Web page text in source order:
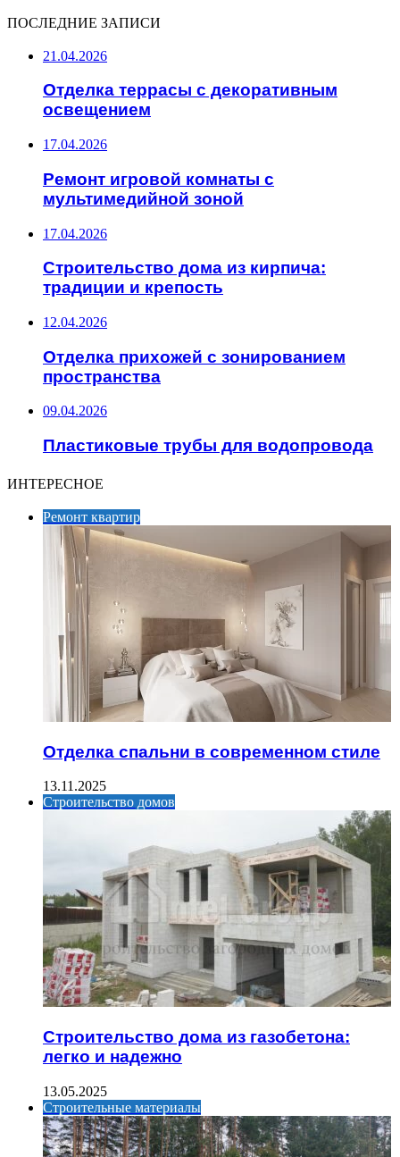
ПОСЛЕДНИЕ ЗАПИСИ
21.04.2026
Отделка террасы с декоративным
освещением
17.04.2026
Ремонт игровой комнаты с
мультимедийной зоной
17.04.2026
Строительство дома из кирпича:
традиции и крепость
12.04.2026
Отделка прихожей с зонированием
пространства
09.04.2026
Пластиковые трубы для водопровода
ИНТЕРЕСНОЕ
Ремонт квартир
Отделка спальни в современном стиле
13.11.2025
Строительство домов
Строительство дома из газобетона:
легко и надежно
13.05.2025
Строительные материалы